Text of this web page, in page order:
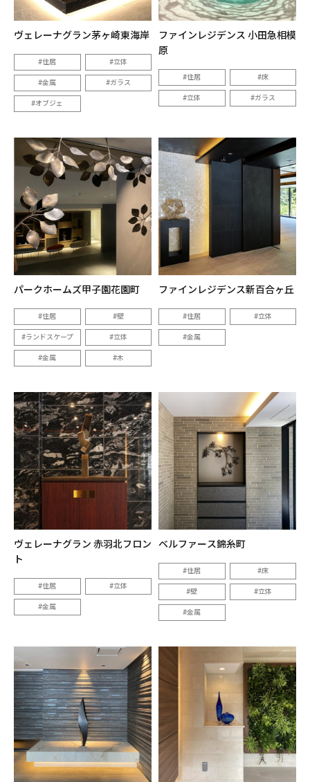
ヴェレーナグラン茅ヶ崎東海岸
住居 立体
金属 ガラス
オブジェ
ファインレジデンス 小田急相模
原
住居 床
立体 ガラス
パークホームズ甲子園花園町
住居 壁
ランドスケープ 立体
金属 木
ファインレジデンス新百合ヶ丘
住居 立体
金属
ヴェレーナグラン 赤羽北フロン
ト
住居 立体
金属
ベルファース錦糸町
住居 床
壁 立体
金属